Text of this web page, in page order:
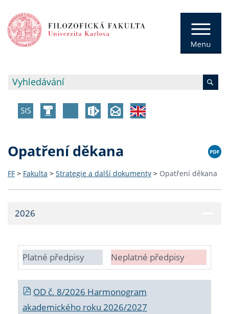
Opatření děkana
FF > Fakulta > Strategie a další dokumenty > Opatření děkana
2026
Platné předpisy Neplatné předpisy
OD č. 8/2026 Harmonogram
akademického roku 2026/2027